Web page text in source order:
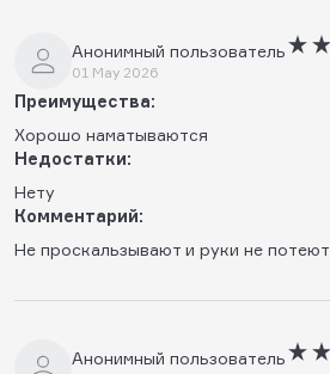
Анонимный пользователь
01 May 2026
Преимущества:
Хорошо наматываются
Недостатки:
Нету
Комментарий:
Не проскальзывают и руки не потеют
Анонимный пользователь